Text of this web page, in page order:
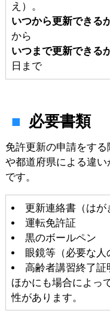
え）。
いつから更新できる
から
いつまで更新できる
日まで
必要書類
免許更新の申請をす
や都道府県による違
です。
更新連絡書（はが
運転免許証
黒のボールペン
眼鏡等（必要な人
高齢者講習終了証
ほかにも場合によっ
性があります。